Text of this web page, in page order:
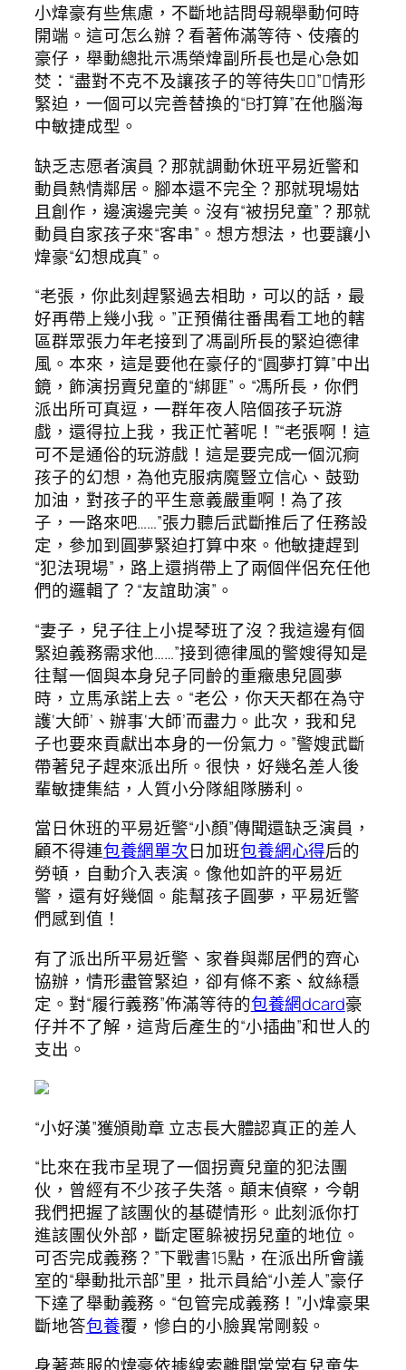
小煒豪有些焦慮，不斷地詰問母親舉動何時
開端。這可怎么辦？看著佈滿等待、伎癢的
豪仔，舉動總批示馮榮煒副所長也是心急如
焚：“盡對不克不及讓孩子的等待失！”，情形
緊迫，一個可以完善替換的“B打算”在他腦海
中敏捷成型。
缺乏志愿者演員？那就調動休班平易近警和
動員熱情鄰居。腳本還不完全？那就現場姑
且創作，邊演邊完美。沒有“被拐兒童”？那就
動員自家孩子來“客串”。想方想法，也要讓小
煒豪“幻想成真”。
“老張，你此刻趕緊過去相助，可以的話，最
好再帶上幾小我。”正預備往番禺看工地的轄
區群眾張力年老接到了馮副所長的緊迫德律
風。本來，這是要他在豪仔的“圓夢打算”中出
鏡，飾演拐賣兒童的“綁匪”。“馮所長，你們
派出所可真逗，一群年夜人陪個孩子玩游
戲，還得拉上我，我正忙著呢！”“老張啊！這
可不是通俗的玩游戲！這是要完成一個沉痾
孩子的幻想，為他克服病魔豎立信心、鼓勁
加油，對孩子的平生意義嚴重啊！為了孩
子，一路來吧……”張力聽后武斷推后了任務設
定，參加到圓夢緊迫打算中來。他敏捷趕到
“犯法現場”，路上還捎帶上了兩個伴侶充任他
們的邏輯了？“友誼助演”。
“妻子，兒子往上小提琴班了沒？我這邊有個
緊迫義務需求他……”接到德律風的警嫂得知是
往幫一個與本身兒子同齡的重癥患兒圓夢
時，立馬承諾上去。“老公，你天天都在為守
護‘大師’、辦事‘大師’而盡力。此次，我和兒
子也要來貢獻出本身的一份氣力。”警嫂武斷
帶著兒子趕來派出所。很快，好幾名差人後
輩敏捷集結，人質小分隊組隊勝利。
當日休班的平易近警“小顏”傳聞還缺乏演員，
顧不得連包養網單次日加班包養網心得后的
勞頓，自動介入表演。像他如許的平易近
警，還有好幾個。能幫孩子圓夢，平易近警
們感到值！
有了派出所平易近警、家眷與鄰居們的齊心
協辦，情形盡管緊迫，卻有條不紊、紋絲穩
定。對“履行義務”佈滿等待的包養網dcard豪
仔并不了解，這背后產生的“小插曲”和世人的
支出。
“小好漢”獲頒勛章 立志長大體認真正的差人
“比來在我市呈現了一個拐賣兒童的犯法團
伙，曾經有不少孩子失落。顛末偵察，今朝
我們把握了該團伙的基礎情形。此刻派你打
進該團伙外部，斷定匿躲被拐兒童的地位。
可否完成義務？”下戰書15點，在派出所會議
室的“舉動批示部”里，批示員給“小差人”豪仔
下達了舉動義務。“包管完成義務！”小煒豪果
斷地答包養覆，慘白的小臉異常剛毅。